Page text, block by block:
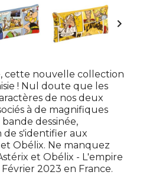

cette nouvelle collection
! Nul doute que les
de nos deux
à de magnifiques
dessinée,
s'identifier aux
Obélix. Ne manquez
et Obélix - L'empire
2023 en France.